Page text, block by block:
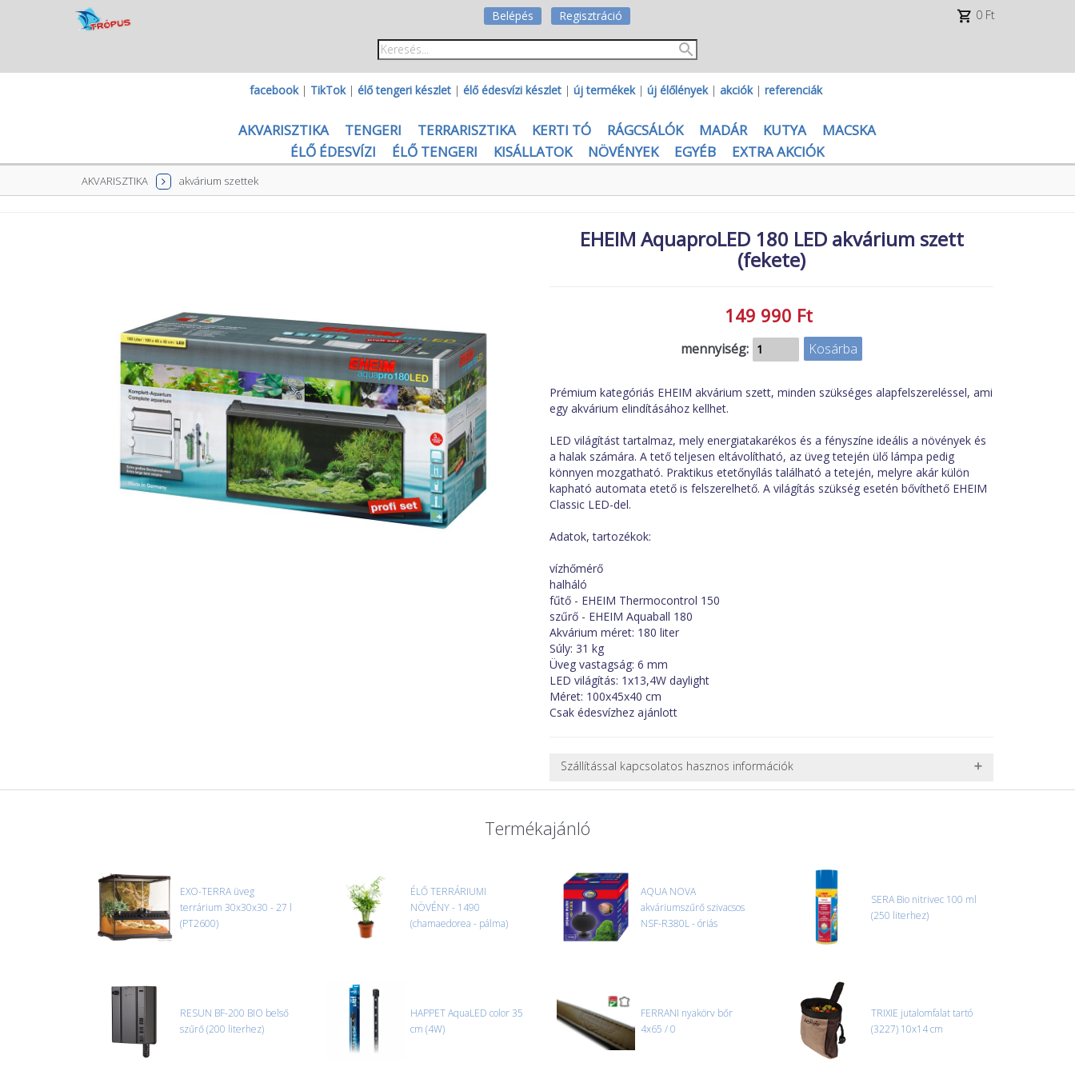
Belépés Regisztráció 0 Ft
facebook| TikTok| élő tengeri készlet | élő édesvízi készlet | új termékek| új élőlények| akciók| referenciák
AKVARISZTIKA TENGERI TERRARISZTIKA KERTI TÓ RÁGCSÁLÓK MADÁR KUTYA
MACSKA
ÉLŐ ÉDESVÍZI
ÉLŐ TENGERI KISÁLLATOK NÖVÉNYEK EGYÉB EXTRA AKCIÓK
AKVARISZTIKA akvárium szettek
EHEIM AquaproLED 180 LED akvárium szett
(fekete)
149 990 Ft
mennyiség:
Prémium kategóriás EHEIM akvárium szett, minden szükséges alapfelszereléssel, ami
egy akvárium elindításához kellhet.
LED világítást tartalmaz, mely energiatakarékos és a fényszíne ideális a növények és
a halak számára. A tető teljesen eltávolítható, az üveg tetején ülő lámpa pedig
könnyen mozgatható. Praktikus etetőnyílás található a tetején, melyre akár külön
kapható automata etető is felszerelhető. A világítás szükség esetén bővíthető EHEIM
Classic LED-del.
Adatok, tartozékok:
vízhőmérő
halháló
fűtő - EHEIM Thermocontrol 150
szűrő - EHEIM Aquaball 180
Akvárium méret: 180 liter
Súly: 31 kg
Üveg vastagság: 6 mm
LED világítás: 1x13,4W daylight
Méret: 100x45x40 cm
Csak édesvízhez ajánlott
Szállítással kapcsolatos hasznos információk
nagy vagy nehéz termékeknél (pl. nagy akváriumok, bútorok, stb.) egyedi szállítási
ajánlatot adunk.
oldjuk meg. Minden rendelés egyedi, úgyhogy előre egyeztetni kell mindenképpen.
CSOMAG ÁTVÉTELE
Amennyiben a csomag átvételekor sérülést, folyadékot vagy bármi rendellenességet
tapasztal, a kibontás és az átvétel előtt jegyzőkönyvet kell felvenni a futárral. A sérült
Termékajánló
EXO-TERRA üveg
terrárium 30x30x30 - 27 l
(PT2600)
ÉLŐ TERRÁRIUMI
NÖVÉNY - 1490
(chamaedorea - pálma)
AQUA NOVA
akváriumszűrő szivacsos
NSF-R380L - óriás
SERA Bio nitrivec 100 ml
(250 literhez)
RESUN BF-200 BIO belső
szűrő (200 literhez)
HAPPET AquaLED color 35
cm (4W)
FERRANI nyakörv bőr
4x65 / 0
TRIXIE jutalomfalat tartó
(3227) 10x14 cm